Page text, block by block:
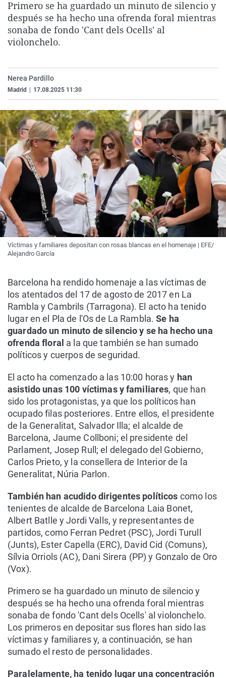
La rosa de los vientos
Gente viajera
Caso
Retornados
Extremadura
Galicia
Virales
Televisión
Primero se ha guardado un minuto de silencio y
después se ha hecho una ofrenda foral mientras
sonaba de fondo 'Cant dels Ocells' al
violonchelo.
Nerea Pardillo
Madrid 17.08.2025 11:30
Víctimas y familiares depositan con rosas blancas en el homenaje | EFE/
Alejandro García
Barcelona ha rendido homenaje a las víctimas de
los atentados del 17 de agosto de 2017 en La
Rambla y Cambrils (Tarragona). El acto ha tenido
lugar en el Pla de l'Os de La Rambla.Se ha
guardado un minuto de silencio y se ha hecho una
ofrenda floral a la que también se han sumado
políticos y cuerpos de seguridad.
El acto ha comenzado a las 10:00 horas y han
asistido unas 100 víctimas y familiares, que han
sido los protagonistas, ya que los políticos han
ocupado filas posteriores. Entre ellos, el presidente
de la Generalitat, Salvador Illa; el alcalde de
Barcelona, Jaume Collboni; el presidente del
Parlament, Josep Rull; el delegado del Gobierno,
Carlos Prieto, y la consellera de Interior de la
Generalitat, Núria Parlon.
También han acudido dirigentes políticos como los
tenientes de alcalde de Barcelona Laia Bonet,
Albert Batlle y Jordi Valls, y representantes de
partidos, como Ferran Pedret (PSC), Jordi Turull
(Junts), Ester Capella (ERC), David Cid (Comuns),
Sílvia Orriols (AC), Dani Sirera (PP) y Gonzalo de Oro
(Vox).
Primero se ha guardado un minuto de silencio y
después se ha hecho una ofrenda foral mientras
sonaba de fondo 'Cant dels Ocells' al violonchelo.
Los primeros en depositar sus flores han sido las
víctimas y familiares y, a continuación, se han
sumado el resto de personalidades.
Paralelamente, ha tenido lugar una concentración